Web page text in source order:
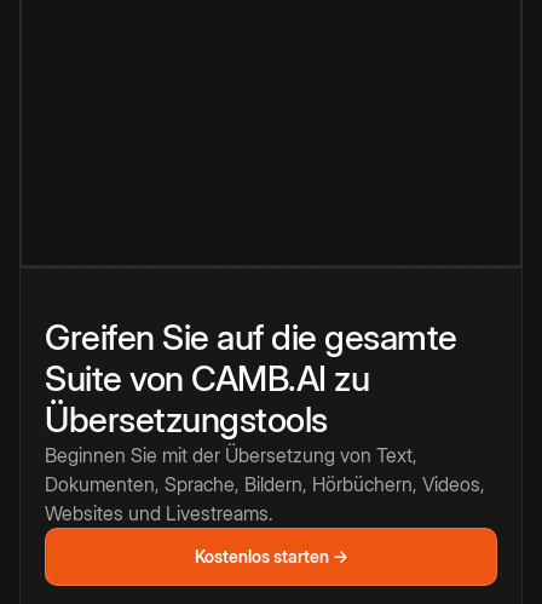
Greifen Sie auf die gesamte
Suite von CAMB.AI zu
Übersetzungstools
Beginnen Sie mit der Übersetzung von Text,
Dokumenten, Sprache, Bildern, Hörbüchern, Videos,
Websites und Livestreams.
Kostenlos starten →